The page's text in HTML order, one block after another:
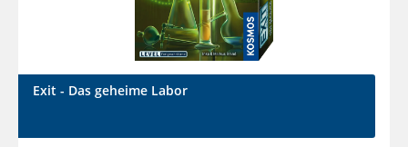
Exit - Das geheime Labor